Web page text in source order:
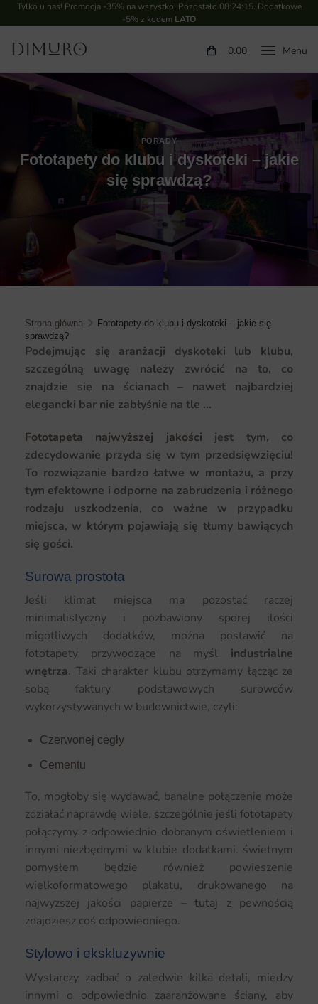
Tylko u nas! Promocja -35% na wszystko! Pozostało 08:24:14. Dodatkowe
-5% z kodem LATO
0.00
PORADY
Fototapety do klubu i dyskoteki – jakie
się sprawdzą?
Strona główna
Fototapety do klubu i dyskoteki – jakie się
sprawdzą?
Podejmując się aranżacji dyskoteki lub klubu,
szczególną uwagę należy zwrócić na to, co
znajdzie się na ścianach – nawet najbardziej
elegancki bar nie zabłyśnie na tle …
Fototapeta najwyższej jakości jest tym, co
zdecydowanie przyda się w tym przedsięwzięciu!
To rozwiązanie bardzo łatwe w montażu, a przy
tym efektowne i odporne na zabrudzenia i różnego
rodzaju uszkodzenia, co ważne w przypadku
miejsca, w którym pojawiają się tłumy bawiących
się gości.
Surowa prostota
Jeśli klimat miejsca ma pozostać raczej
minimalistyczny i pozbawiony sporej ilości
migotliwych dodatków, można postawić na
fototapety przywodzące na myśl industrialne
wnętrza. Taki charakter klubu otrzymamy łącząc ze
sobą faktury podstawowych surowców
wykorzystywanych w budownictwie, czyli:
Czerwonej cegły
Cementu
To, mogłoby się wydawać, banalne połączenie może
zdziałać naprawdę wiele, szczególnie jeśli fototapety
połączymy z odpowiednio dobranym oświetleniem i
innymi niezbędnymi w klubie dodatkami. świetnym
pomysłem będzie również powieszenie
wielkoformatowego plakatu, drukowanego na
najwyższej jakości papierze –tutaj z pewnością
znajdziesz coś odpowiedniego.
Stylowo i ekskluzywnie
Wystarczy zadbać o zaledwie kilka detali, między
innymi o odpowiednio zaaranżowane ściany, aby